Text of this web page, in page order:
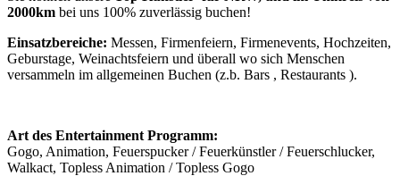
2000km bei uns 100% zuverlässig buchen!
Einsatzbereiche: Messen, Firmenfeiern, Firmenevents, Hochzeiten,
Geburstage, Weinachtsfeiern und überall wo sich Menschen
versammeln im allgemeinen Buchen (z.b. Bars , Restaurants ).
Art des Entertainment Programm:
Gogo, Animation, Feuerspucker / Feuerkünstler / Feuerschlucker,
Walkact, Topless Animation / Topless Gogo